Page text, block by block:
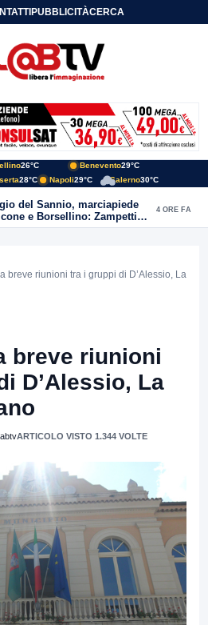
PUBBLICITÀCERCA
26°C Benevento29°C
28°C Napoli29°C Salerno30°C
del Sannio, marciapiede
e Borsellino: Zampetti e
replicano alle polemiche
4 ORE FA
breve riunioni tra i gruppi di D’Alessio, La
breve riunioni
D’Alessio, La
ARTICOLO VISTO 1.344 VOLTE